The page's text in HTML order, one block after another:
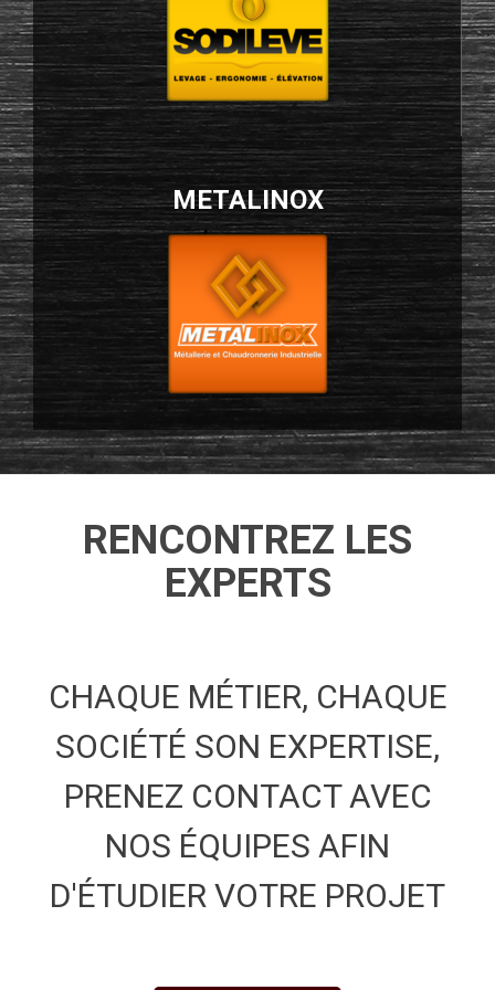
METALINOX
RENCONTREZ LES
EXPERTS
CHAQUE MÉTIER, CHAQUE
SOCIÉTÉ SON EXPERTISE,
PRENEZ CONTACT AVEC
NOS ÉQUIPES AFIN
D'ÉTUDIER VOTRE PROJET